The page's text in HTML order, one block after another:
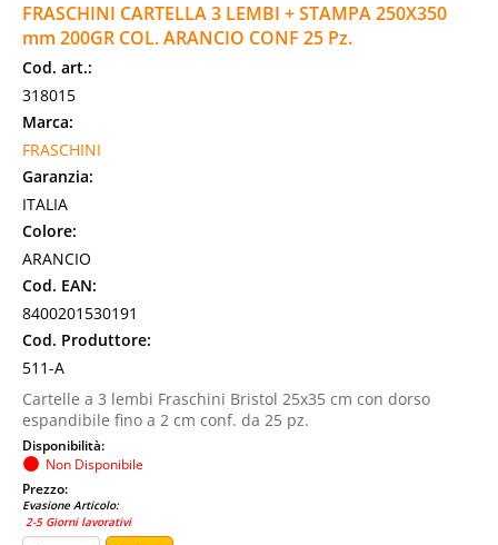
FRASCHINI CARTELLA 3 LEMBI + STAMPA 250X350
mm 200GR COL. ARANCIO CONF 25 Pz.
Cod. art.:
318015
Marca:
FRASCHINI
Garanzia:
ITALIA
Colore:
ARANCIO
Cod. EAN:
8400201530191
Cod. Produttore:
511-A
Cartelle a 3 lembi Fraschini Bristol 25x35 cm con dorso
espandibile fino a 2 cm conf. da 25 pz.
Disponibilità:
Non Disponibile
Prezzo:
Evasione Articolo:
2-5 Giorni lavorativi